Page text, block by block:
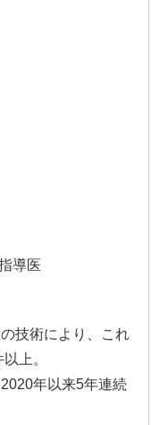
導医
技術により、これ
上。
年以来5年連続